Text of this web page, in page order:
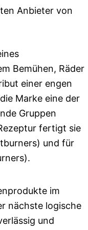
Anbieter von
Bemühen, Räder
einer engen
Marke eine der
Gruppen
fertigt sie
und für
im
nächste logische
und